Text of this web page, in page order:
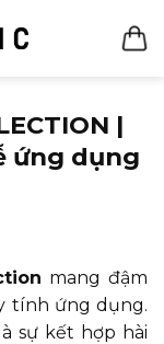
|
ứng dụng
mang đậm
tính ứng dụng.
sự kết hợp hài